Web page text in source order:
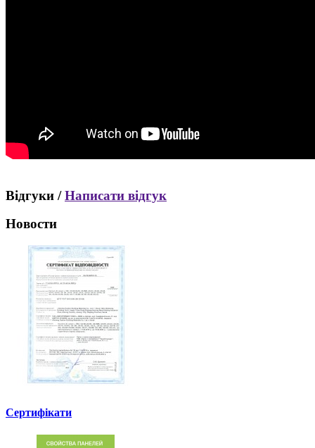
Відгуки /Написати відгук
Новости
Сертифікати